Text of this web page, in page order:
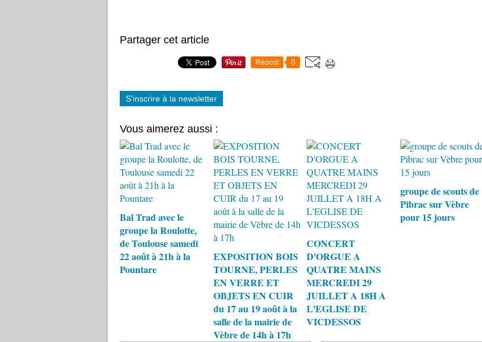
Partager cet article
Repost 0
S'inscrire à la newsletter
Vous aimerez aussi :
Bal Trad avec le
groupe la Roulotte,
de Toulouse samedi
22 août à 21h à la
Pountare
EXPOSITION BOIS
TOURNE, PERLES
EN VERRE ET
OBJETS EN CUIR
du 17 au 19 août à la
salle de la mairie de
Vèbre de 14h à 17h
CONCERT
D'ORGUE A
QUATRE MAINS
MERCREDI 29
JUILLET A 18H A
L'EGLISE DE
VICDESSOS
groupe de scouts de
Pibrac sur Vèbre
pour 15 jours